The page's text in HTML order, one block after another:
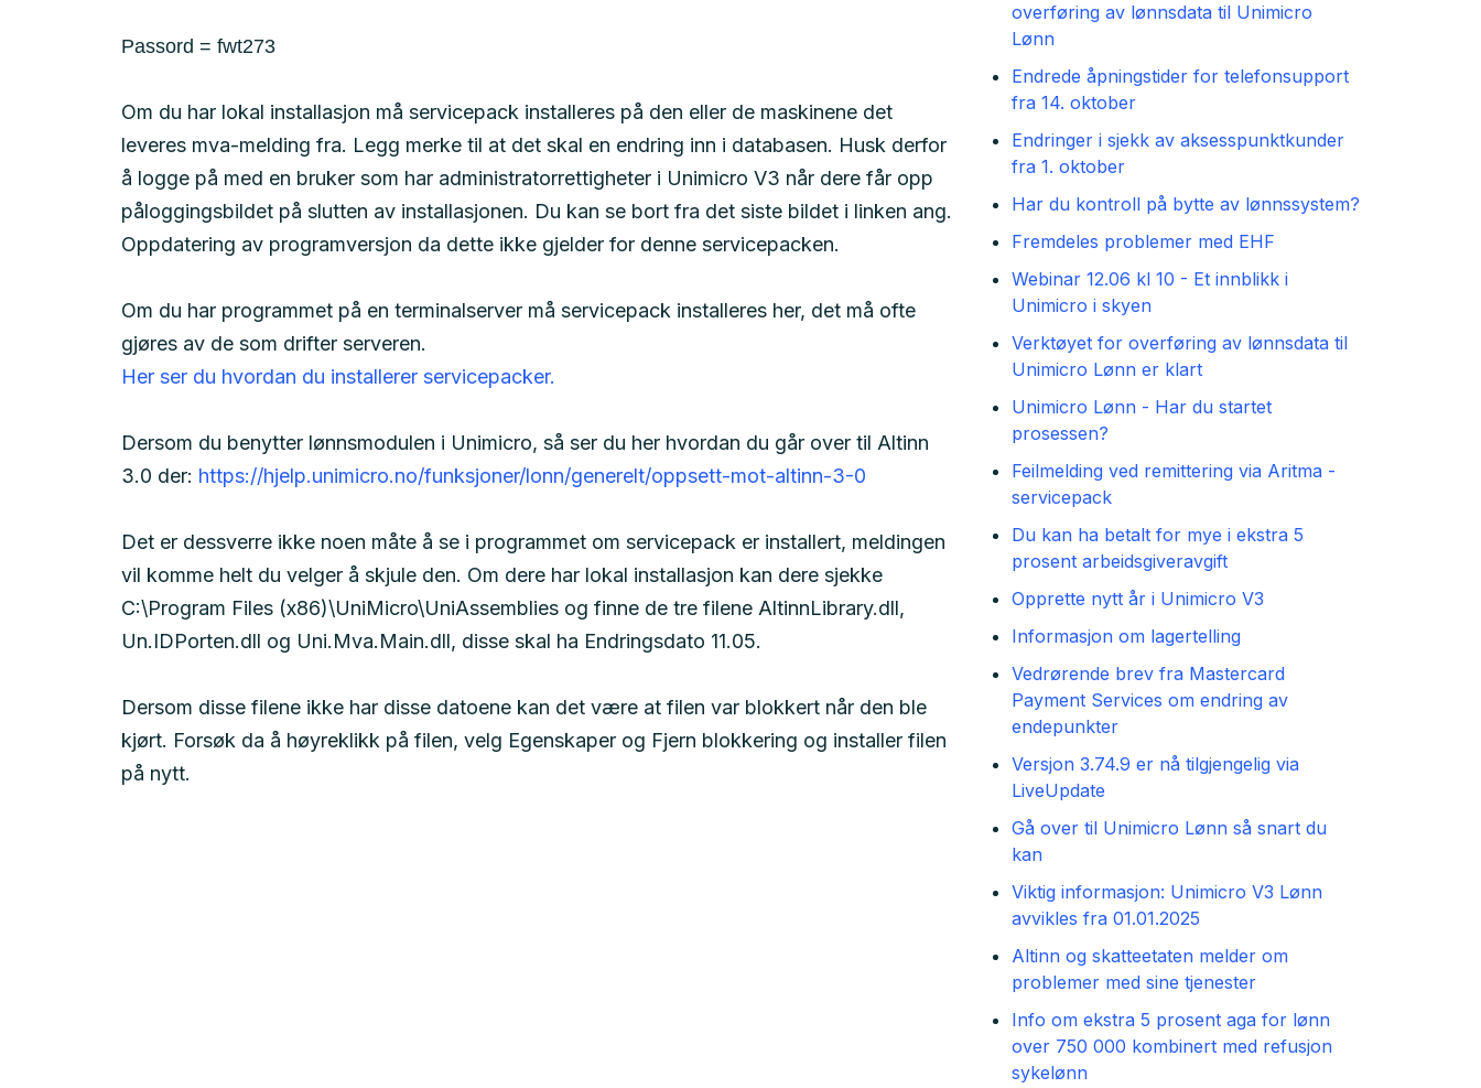
overføring av lønnsdata til Unimicro
Lønn
Endrede åpningstider for telefonsupport
fra 14. oktober
Endringer i sjekk av aksesspunktkunder
fra 1. oktober
Har du kontroll på bytte av lønnssystem?
Fremdeles problemer med EHF
Webinar 12.06 kl 10 - Et innblikk i
Unimicro i skyen
Verktøyet for overføring av lønnsdata til
Unimicro Lønn er klart
Unimicro Lønn - Har du startet
prosessen?
Feilmelding ved remittering via Aritma -
servicepack
Du kan ha betalt for mye i ekstra 5
prosent arbeidsgiveravgift
Opprette nytt år i Unimicro V3
Informasjon om lagertelling
Vedrørende brev fra Mastercard
Payment Services om endring av
endepunkter
Versjon 3.74.9 er nå tilgjengelig via
LiveUpdate
Gå over til Unimicro Lønn så snart du
kan
Viktig informasjon: Unimicro V3 Lønn
avvikles fra 01.01.2025
Altinn og skatteetaten melder om
problemer med sine tjenester
Info om ekstra 5 prosent aga for lønn
over 750 000 kombinert med refusjon
sykelønn
Passord = fwt273
Om du har lokal installasjon må servicepack installeres på den eller de maskinene det
leveres mva-melding fra. Legg merke til at det skal en endring inn i databasen. Husk derfor
å logge på med en bruker som har administratorrettigheter i Unimicro V3 når dere får opp
påloggingsbildet på slutten av installasjonen. Du kan se bort fra det siste bildet i linken ang.
Oppdatering av programversjon da dette ikke gjelder for denne servicepacken.
Om du har programmet på en terminalserver må servicepack installeres her, det må ofte
gjøres av de som drifter serveren.
Her ser du hvordan du installerer servicepacker.
Dersom du benytter lønnsmodulen i Unimicro, så ser du her hvordan du går over til Altinn
3.0 der: https://hjelp.unimicro.no/funksjoner/lonn/generelt/oppsett-mot-altinn-3-0
Det er dessverre ikke noen måte å se i programmet om servicepack er installert, meldingen
vil komme helt du velger å skjule den. Om dere har lokal installasjon kan dere sjekke
C:\Program Files (x86)\UniMicro\UniAssemblies og finne de tre filene AltinnLibrary.dll,
Un.IDPorten.dll og Uni.Mva.Main.dll, disse skal ha Endringsdato 11.05.
Dersom disse filene ikke har disse datoene kan det være at filen var blokkert når den ble
kjørt. Forsøk da å høyreklikk på filen, velg Egenskaper og Fjern blokkering og installer filen
på nytt.